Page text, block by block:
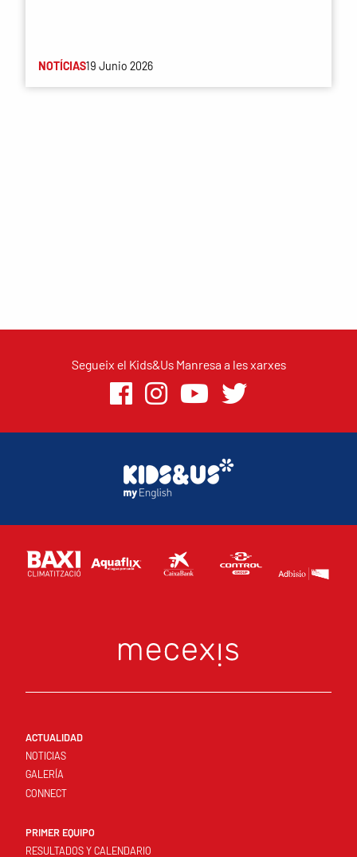
NOTÍCIAS19 Junio 2026
Segueix el Kids&Us Manresa a les xarxes
ACTUALIDAD
NOTICIAS
GALERÍA
CONNECT
PRIMER EQUIPO
RESULTADOS Y CALENDARIO